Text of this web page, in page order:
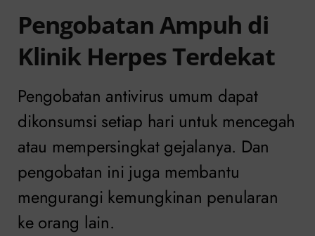
Pengobatan Ampuh di
Klinik Herpes Terdekat
Pengobatan antivirus umum dapat
dikonsumsi setiap hari untuk mencegah
atau mempersingkat gejalanya. Dan
pengobatan ini juga membantu
mengurangi kemungkinan penularan
ke orang lain.